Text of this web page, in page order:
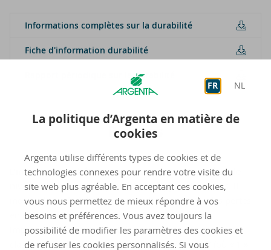
FR NL
La politique d’Argenta en matière de
cookies
Argenta utilise différents types de cookies et de
technologies connexes pour rendre votre visite du
site web plus agréable. En acceptant ces cookies,
vous nous permettez de mieux répondre à vos
besoins et préférences. Vous avez toujours la
possibilité de modifier les paramètres des cookies et
de refuser les cookies personnalisés. Si vous
In­for­ma­tions com­plètes sur la du­ra­bi­li­té
Fiche d'in­for­ma­tion du­ra­bi­li­té
Rap­port pé­rio­dique sur la du­ra­bi­li­té
Risques
L'indicateur synthétique de risque permet d'apprécier le
niveau de risque de ce produit par rapport à d'autres. Il
indique la probabilité que ce produit enregistre des pertes
en cas de mouvements sur les marchés ou d'une
impossibilité de notre part de vous payer. Nous avons
classé ce produit dans la classe de risque 3 sur 7 (où « 1 »